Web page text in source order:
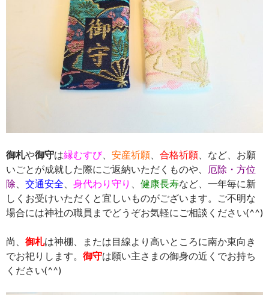
御札や御守は縁むすび、 安産祈願 合格祈願 、など、お願
いごとが成就した際にご返納いただくものや、
厄除・方位
除
交通安全 身代わり守り 健康長寿など、一年毎に新
しくお受けいただくと宜しいものがございます。ご不明な
場合には神社の職員までどうぞお気軽にご相談ください(^^)
尚、 御札は神棚、または目線より高いところに南か東向き
でお祀りします。 御守は願い主さまの御身の近くでお持ち
ください(^^)